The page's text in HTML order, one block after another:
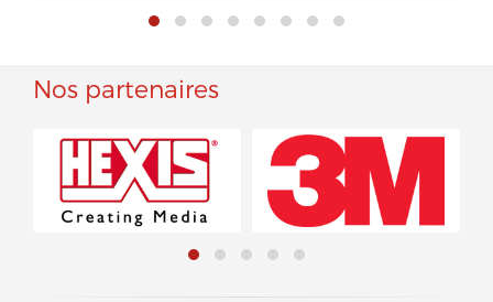
Nos partenaires